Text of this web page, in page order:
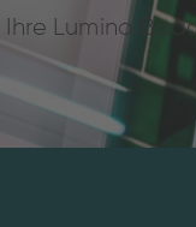
Ihre Lumina